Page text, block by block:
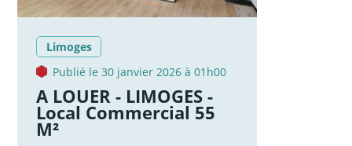
Limoges
Publié le 30 janvier 2026 à 01h00
A LOUER - LIMOGES -
Local Commercial 55
M²